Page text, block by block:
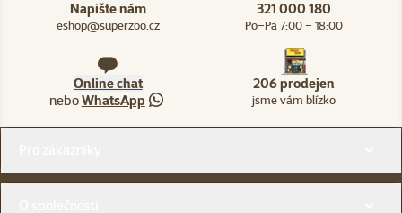
Napište nám
eshop@superzoo.cz
321 000 180
Po–Pá 7:00 – 18:00
Online chat
neboWhatsApp
206 prodejen
jsme vám blízko